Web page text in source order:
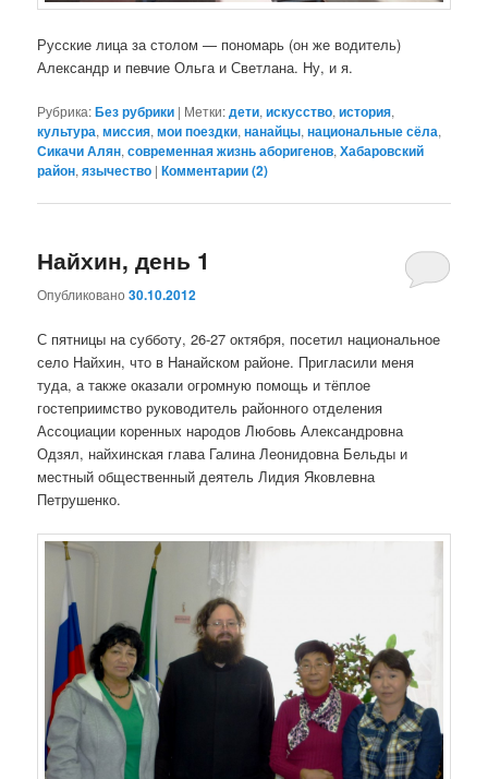
Русские лица за столом — пономарь (он же водитель)
Александр и певчие Ольга и Светлана. Ну, и я.
Рубрика:Без рубрики | Метки:дети,искусство,история,
культура,миссия,мои поездки,нанайцы,национальные сёла,
Сикачи Алян,современная жизнь аборигенов,Хабаровский
район,язычество |Комментарии (2)
Найхин, день 1
Опубликовано30.10.2012
С пятницы на субботу, 26-27 октября, посетил национальное
село Найхин, что в Нанайском районе. Пригласили меня
туда, а также оказали огромную помощь и тёплое
гостеприимство руководитель районного отделения
Ассоциации коренных народов Любовь Александровна
Одзял, найхинская глава Галина Леонидовна Бельды и
местный общественный деятель Лидия Яковлевна
Петрушенко.